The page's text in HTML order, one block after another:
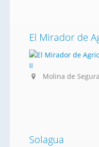
El Mirador de
Molina de
Solagua